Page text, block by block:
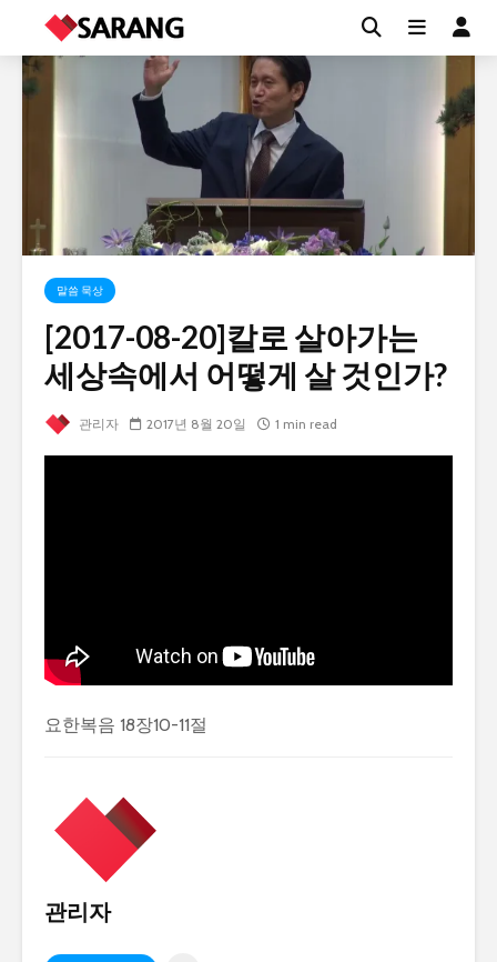
말씀 묵상
[2017-08-20]칼로 살아가는
세상속에서 어떻게 살 것인가?
관리자 2017년 8월 20일 1 min read
요한복음 18장10-11절
관리자